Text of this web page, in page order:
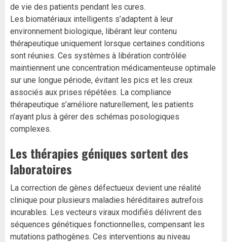
de vie des patients pendant les cures.
Les biomatériaux intelligents s’adaptent à leur
environnement biologique, libérant leur contenu
thérapeutique uniquement lorsque certaines conditions
sont réunies. Ces systèmes à libération contrôlée
maintiennent une concentration médicamenteuse optimale
sur une longue période, évitant les pics et les creux
associés aux prises répétées. La compliance
thérapeutique s’améliore naturellement, les patients
n’ayant plus à gérer des schémas posologiques
complexes.
Les thérapies géniques sortent des
laboratoires
La correction de gènes défectueux devient une réalité
clinique pour plusieurs maladies héréditaires autrefois
incurables. Les vecteurs viraux modifiés délivrent des
séquences génétiques fonctionnelles, compensant les
mutations pathogènes. Ces interventions au niveau